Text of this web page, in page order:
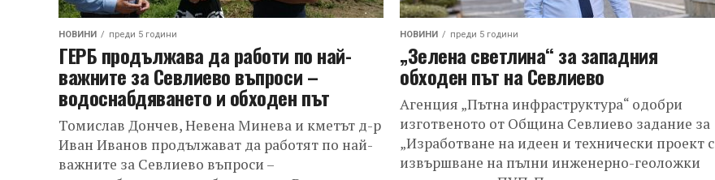
НОВИНИ преди 5 години
ГЕРБ продължава да работи по най-
важните за Севлиево въпроси –
водоснабдяването и обходен път
Томислав Дончев, Невена Минева и кметът д-р
Иван Иванов продължават да работят по най-
важните за Севлиево въпроси –
НОВИНИ преди 5 години
„Зелена светлина“ за западния
обходен път на Севлиево
Агенция „Пътна инфраструктура“ одобри
изготвеното от Община Севлиево задание за
„Изработване на идеен и технически проект с
извършване на пълни инженерно-геоложки